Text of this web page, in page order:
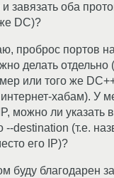
завязать оба
DC)?
проброс портов
делать отдельно
или того же
хабам). У
можно ли указать
--destination (т.е.
его IP)?
буду благодарен